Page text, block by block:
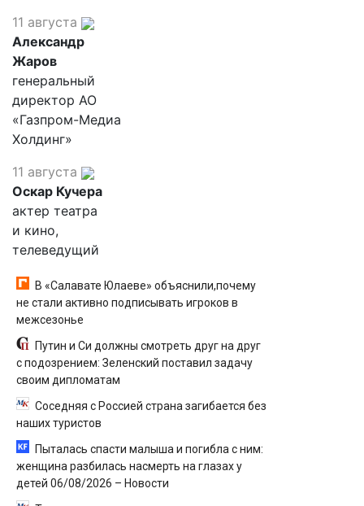
11 августа
Александр
Жаров
генеральный
директор АО
«Газпром-Медиа
Холдинг»
11 августа
Оскар Кучера
актер театра
и кино,
телеведущий
В «Салавате Юлаеве» объяснили,почему
не стали активно подписывать игроков в
межсезонье
Путин и Си должны смотреть друг на друг
с подозрением: Зеленский поставил задачу
своим дипломатам
Соседняя с Россией страна загибается без
наших туристов
Пыталась спасти малыша и погибла с ним:
женщина разбилась насмерть на глазах у
детей 06/08/2026 – Новости